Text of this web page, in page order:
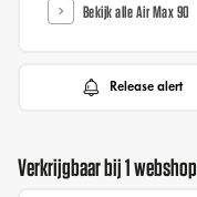
Bekijk alle Air Max 90
Release alert
Verkrijgbaar bij 1 webshop